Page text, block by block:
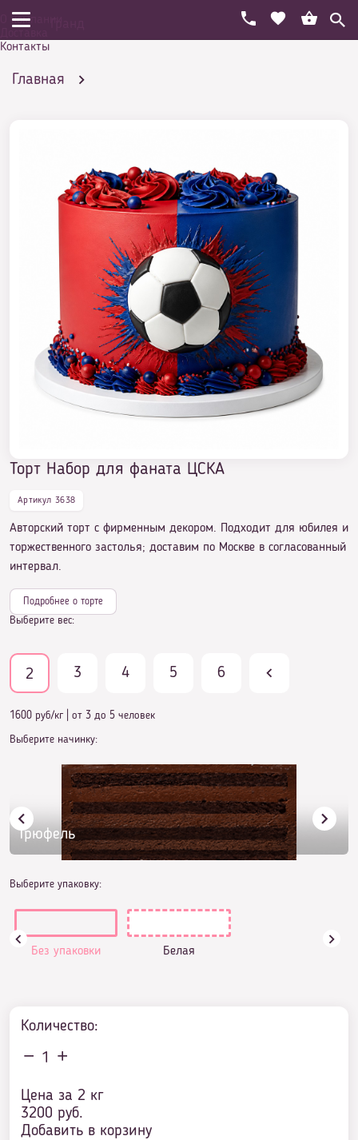
О компании
Контакты
Главная
Торт для хоккеиста - индивидуальное
оформление
Торт Набор для фаната ЦСКА
Торт Набор для фаната ЦСКА
Артикул 3638
Авторский торт с фирменным декором. Подходит для юбилея и
торжественного застолья; доставим по Москве в согласованный
интервал.
Подробнее о торте
Выберите вес:
2 3 4 5 6
1600 руб/кг от 3 до 5 человек
Выберите начинку:
Трюфель
Выберите упаковку:
Без упаковки Белая
Количество:
1
Цена за 2 кг
3200 руб.
Добавить в корзину